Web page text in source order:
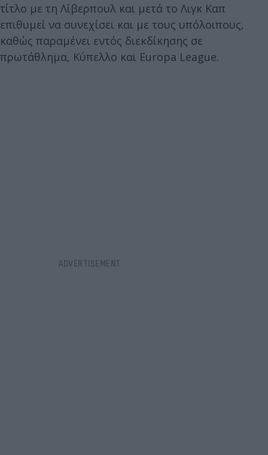
τίτλο με τη Λίβερπουλ και μετά το Λιγκ Καπ
επιθυμεί να συνεχίσει και με τους υπόλοιπους,
καθώς παραμένει εντός διεκδίκησης σε
πρωτάθλημα, Κύπελλο και Europa League.